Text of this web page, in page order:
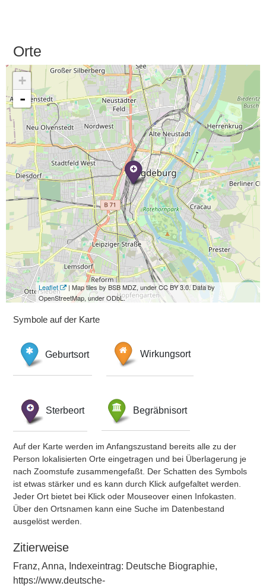
Orte
+
-
Leaflet
| Map tiles by BSB MDZ, under CC BY 3.0. Data by
OpenStreetMap, under ODbL.
Symbole auf der Karte
Geburtsort Wirkungsort
Sterbeort Begräbnisort
Auf der Karte werden im Anfangszustand bereits alle zu der
Person lokalisierten Orte eingetragen und bei Überlagerung je
nach Zoomstufe zusammengefaßt. Der Schatten des Symbols
ist etwas stärker und es kann durch Klick aufgefaltet werden.
Jeder Ort bietet bei Klick oder Mouseover einen Infokasten.
Über den Ortsnamen kann eine Suche im Datenbestand
ausgelöst werden.
Zitierweise
Franz, Anna, Indexeintrag: Deutsche Biographie,
https://www.deutsche-